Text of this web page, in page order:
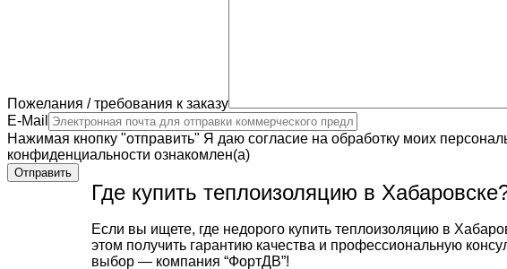
Пожелания / требования к заказу
E-Mail
Нажимая кнопку "отправить" Я даю согласие на обработку моих
конфиденциальности ознакомлен(а)
Отправить
Где купить теплоизоляцию в
Если вы ищете, где недорого купить теплоизоляцию в
этом получить гарантию качества и профессиональную
выбор — компания “ФортДВ”!